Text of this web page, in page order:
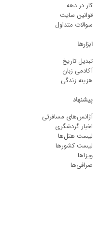
کار در دهه
قوانین سایت
سوالات متداول
ابزارها
تبدیل تاریخ
آکادمی زبان
هزینه زندگی
پیشنهاد
آژانس‌های مسافرتی
اخبار گردشگری
لیست هتل‌ها
لیست کشورها
ویزاها
صرافی‌ها